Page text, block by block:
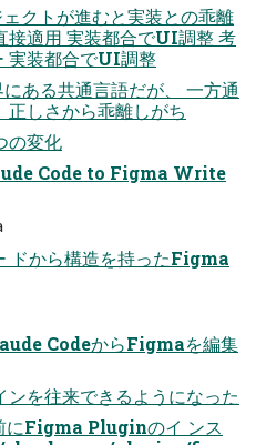
クトが進むと実装との乖離
接適用 実装都合でUI調整 考
実装都合でUI調整
ある共通言語だが、 一方通
正しさから乖離しがち
の変化
Code to Figma Write
ドから構造を持ったFigma
CodeからFigmaを編集
ンを往来できるようになった
にFigma Pluginのイ ンス